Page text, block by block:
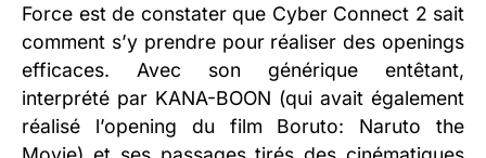
Force est de constater que Cyber Connect 2 sait
comment s’y prendre pour réaliser des openings
efficaces. Avec son générique entêtant,
interprété par KANA-BOON (qui avait également
réalisé l’opening du film Boruto: Naruto the